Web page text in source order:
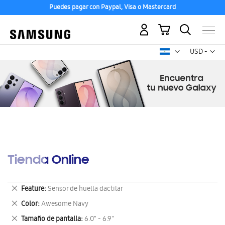
Puedes pagar con Paypal, Visa o Mastercard
USD -
dólar
Mi carrito
Tienda Online
Feature Sensor de huella dactilar
Eliminar
este
artículo
Color Awesome Navy
Eliminar
este
Tamaño de pantalla 6.0" - 6.9"
Eliminar